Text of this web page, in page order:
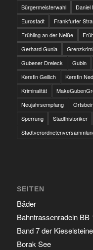
Bürgermeisterwahl
Daniel
Eurostadt
Frankfurter
Frühling an der Neiße
Gerhard Gunia
Gubener Dreieck
Gubin
Kerstin Geilich
Kerstin
Kriminalität
Neujahrsempfang
Sperrung
Stadthistoriker
SEITEN
Bäder
Bahntrassenradeln
Band 7 der
Borak See